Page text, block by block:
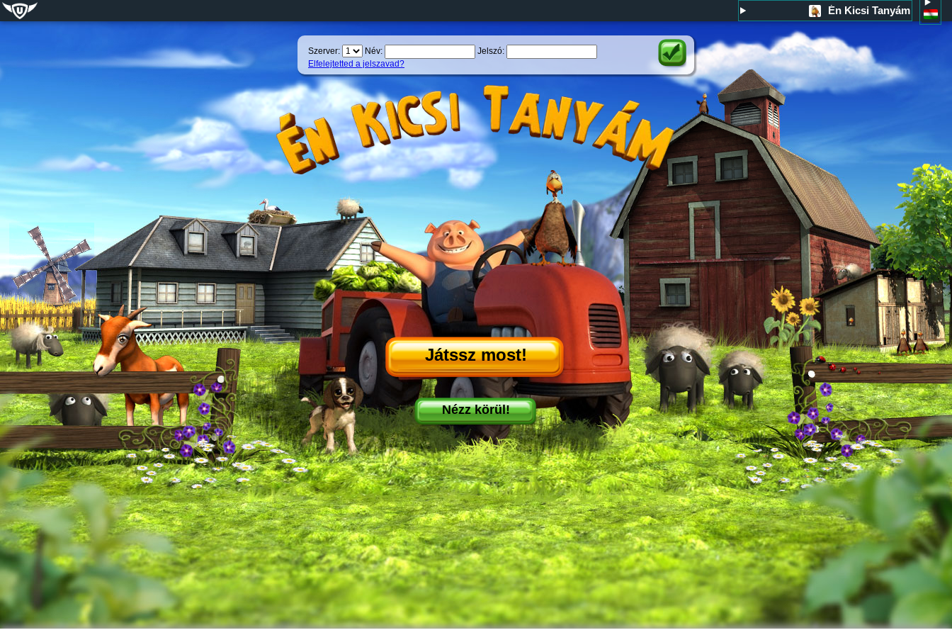
Szerver: Név:
Jelszó:
Elfelejtetted a jelszavad?
Játssz most!
Nézz körül!
Én Kicsi Tanyám